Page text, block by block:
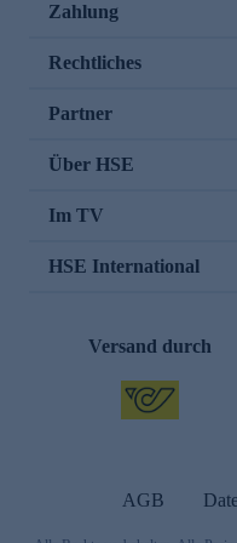
Zahlung
Rechtliches
Partner
Über HSE
Im TV
HSE International
Versand durch
AGB